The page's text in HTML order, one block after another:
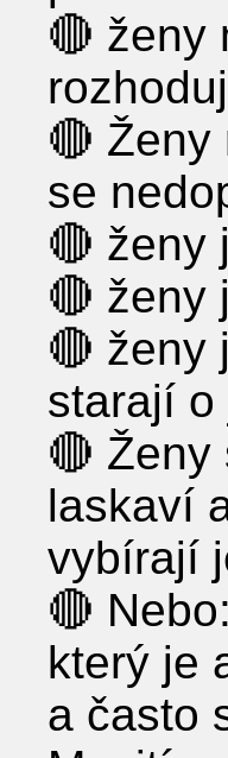
🔴 ženy
🔴 Ženy
se
🔴 ženy
🔴 ženy
🔴 ženy
starají o
🔴
laskaví
vybírají
🔴
který je
a často